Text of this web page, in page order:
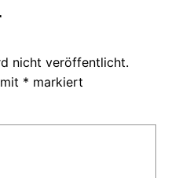
nicht veröffentlicht.
* markiert